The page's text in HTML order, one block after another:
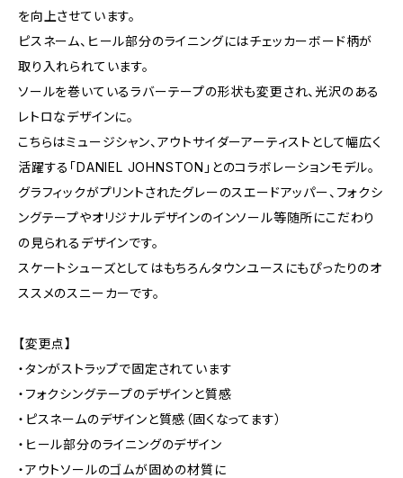
を向上させています。
ピスネーム、ヒール部分のライニングにはチェッカーボード柄が
取り入れられています。
ソールを巻いているラバーテープの形状も変更され、光沢のある
レトロなデザインに。
こちらはミュージシャン、アウトサイダーアーティストとして幅広く
活躍する「DANIEL JOHNSTON」とのコラボレーションモデル。
グラフィックがプリントされたグレーのスエードアッパー、フォクシ
ングテープやオリジナルデザインのインソール等随所にこだわり
の見られるデザインです。
スケートシューズとしてはもちろんタウンユースにもぴったりのオ
ススメのスニーカーです。
【変更点】
・タンがストラップで固定されています
・フォクシングテープのデザインと質感
・ピスネームのデザインと質感（固くなってます）
・ヒール部分のライニングのデザイン
・アウトソールのゴムが固めの材質に